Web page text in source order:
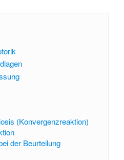
(Konvergenzreaktion)
der Beurteilung